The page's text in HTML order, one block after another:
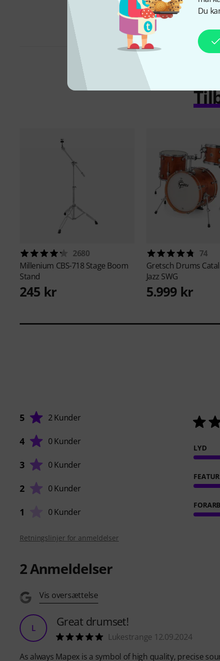
Du
2680
Millenium CBS-718 Stage Boom
Stand
245 kr
74
Gretsch Drums
Jazz SWG
5.999 kr
5 2 Kunder
4 0 Kunder
3 0 Kunder
2 0 Kunder
1 0 Kunder
LYD
Retningslinjer for anmeldelser
2Anmeldelser
Vis oversættelse
L Great drumset!
Lukestrange 12.09.2024
As always Mapex is a symbol of high quality, precise